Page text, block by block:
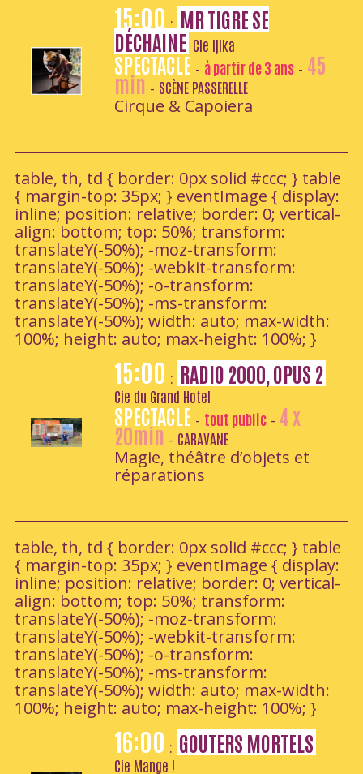
15:00: MR TIGRE SE
DÉCHAINE Cie Ijika
SPECTACLE - à partir de 3 ans- 45
min - SCÈNE PASSERELLE
Cirque & Capoiera
table, th, td { border: 0px solid #ccc; } table
{ margin-top: 35px; } eventImage { display:
inline; position: relative; border: 0; vertical-
align: bottom; top: 50%; transform:
translateY(-50%); -moz-transform:
translateY(-50%); -webkit-transform:
translateY(-50%); -o-transform:
translateY(-50%); -ms-transform:
translateY(-50%); width: auto; max-width:
100%; height: auto; max-height: 100%; }
15:00 : RADIO 2000, OPUS 2
Cie du Grand Hotel
SPECTACLE - tout public- 4 x
20min - CARAVANE
Magie, théâtre d’objets et
réparations
table, th, td { border: 0px solid #ccc; } table
{ margin-top: 35px; } eventImage { display:
inline; position: relative; border: 0; vertical-
align: bottom; top: 50%; transform:
translateY(-50%); -moz-transform:
translateY(-50%); -webkit-transform:
translateY(-50%); -o-transform:
translateY(-50%); -ms-transform:
translateY(-50%); width: auto; max-width:
100%; height: auto; max-height: 100%; }
16:00 : GOUTERS MORTELS
Cie Mange !